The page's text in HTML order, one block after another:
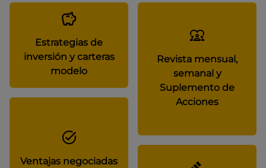
Estrategias de
inversión y carteras
modelo
Revista mensual,
semanal y
Suplemento de
Acciones
Ventajas negociadas